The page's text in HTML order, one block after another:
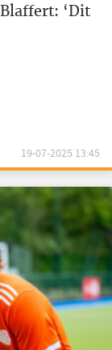
‘Dit
19-07-2025 13:45